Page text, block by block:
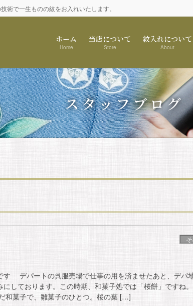
術で一生ものの紋をお入れいたします。
ホーム
Home
当店について
Store
紋入れについて
About
スタッフブログ
す デパートの呉服売場で仕事の用を済ませたあと、デパ
にしております。この時期、和菓子処では「桜餅」ですね
菓子で、雛菓子のひとつ。桜の葉 […]